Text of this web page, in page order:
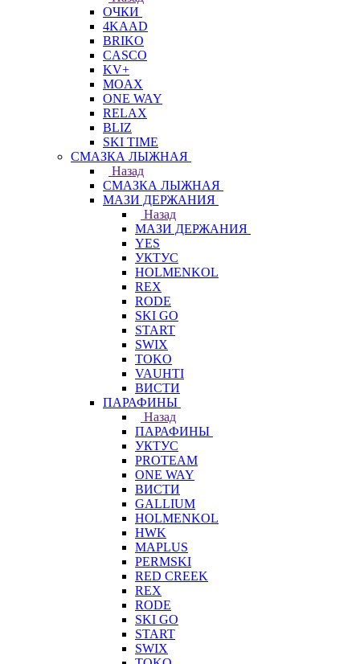
ОЧКИ
4KAAD
BRIKO
CASCO
KV+
MOAX
ONE WAY
RELAX
BLIZ
SKI TIME
СМАЗКА ЛЫЖНАЯ
Назад
СМАЗКА ЛЫЖНАЯ
МАЗИ ДЕРЖАНИЯ
Назад
МАЗИ ДЕРЖАНИЯ
YES
УКТУС
HOLMENKOL
REX
RODE
SKI GO
START
SWIX
TOKO
VAUHTI
ВИСТИ
ПАРАФИНЫ
Назад
ПАРАФИНЫ
УКТУС
PROTEAM
ONE WAY
ВИСТИ
GALLIUM
HOLMENKOL
HWK
MAPLUS
PERMSKI
RED CREEK
REX
RODE
SKI GO
START
SWIX